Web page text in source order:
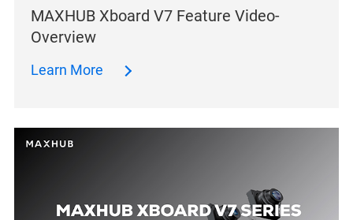
MAXHUB Xboard V7 Feature Video-
Overview
Learn More